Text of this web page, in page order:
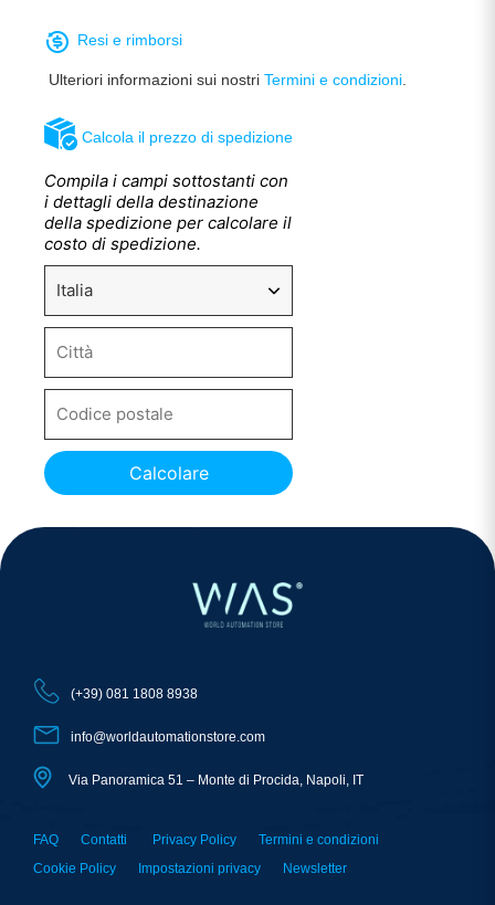
Calcola il prezzo di spedizione
Compila i campi sottostanti con
i dettagli della destinazione
della spedizione per calcolare il
costo di spedizione.
Calcolare
Resi e rimborsi
Ulteriori informazioni sui nostri Termini e condizioni
(+39) 081 1808 8938
info@worldautomationstore.com
Via Panoramica 51 – Monte di Procida, Napoli, IT
FAQ Contatti Privacy Policy
Termini e condizioni
Cookie Policy
Impostazioni privacy Newsletter